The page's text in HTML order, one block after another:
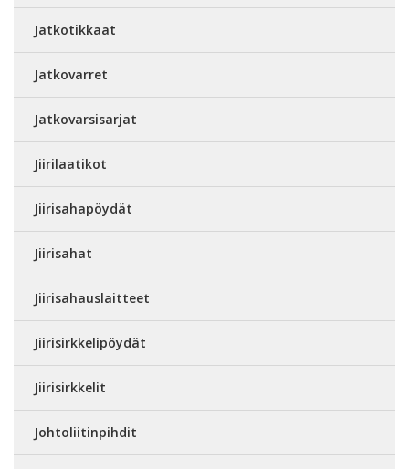
Jatkotikkaat
Jatkovarret
Jatkovarsisarjat
Jiirilaatikot
Jiirisahapöydät
Jiirisahat
Jiirisahauslaitteet
Jiirisirkkelipöydät
Jiirisirkkelit
Johtoliitinpihdit